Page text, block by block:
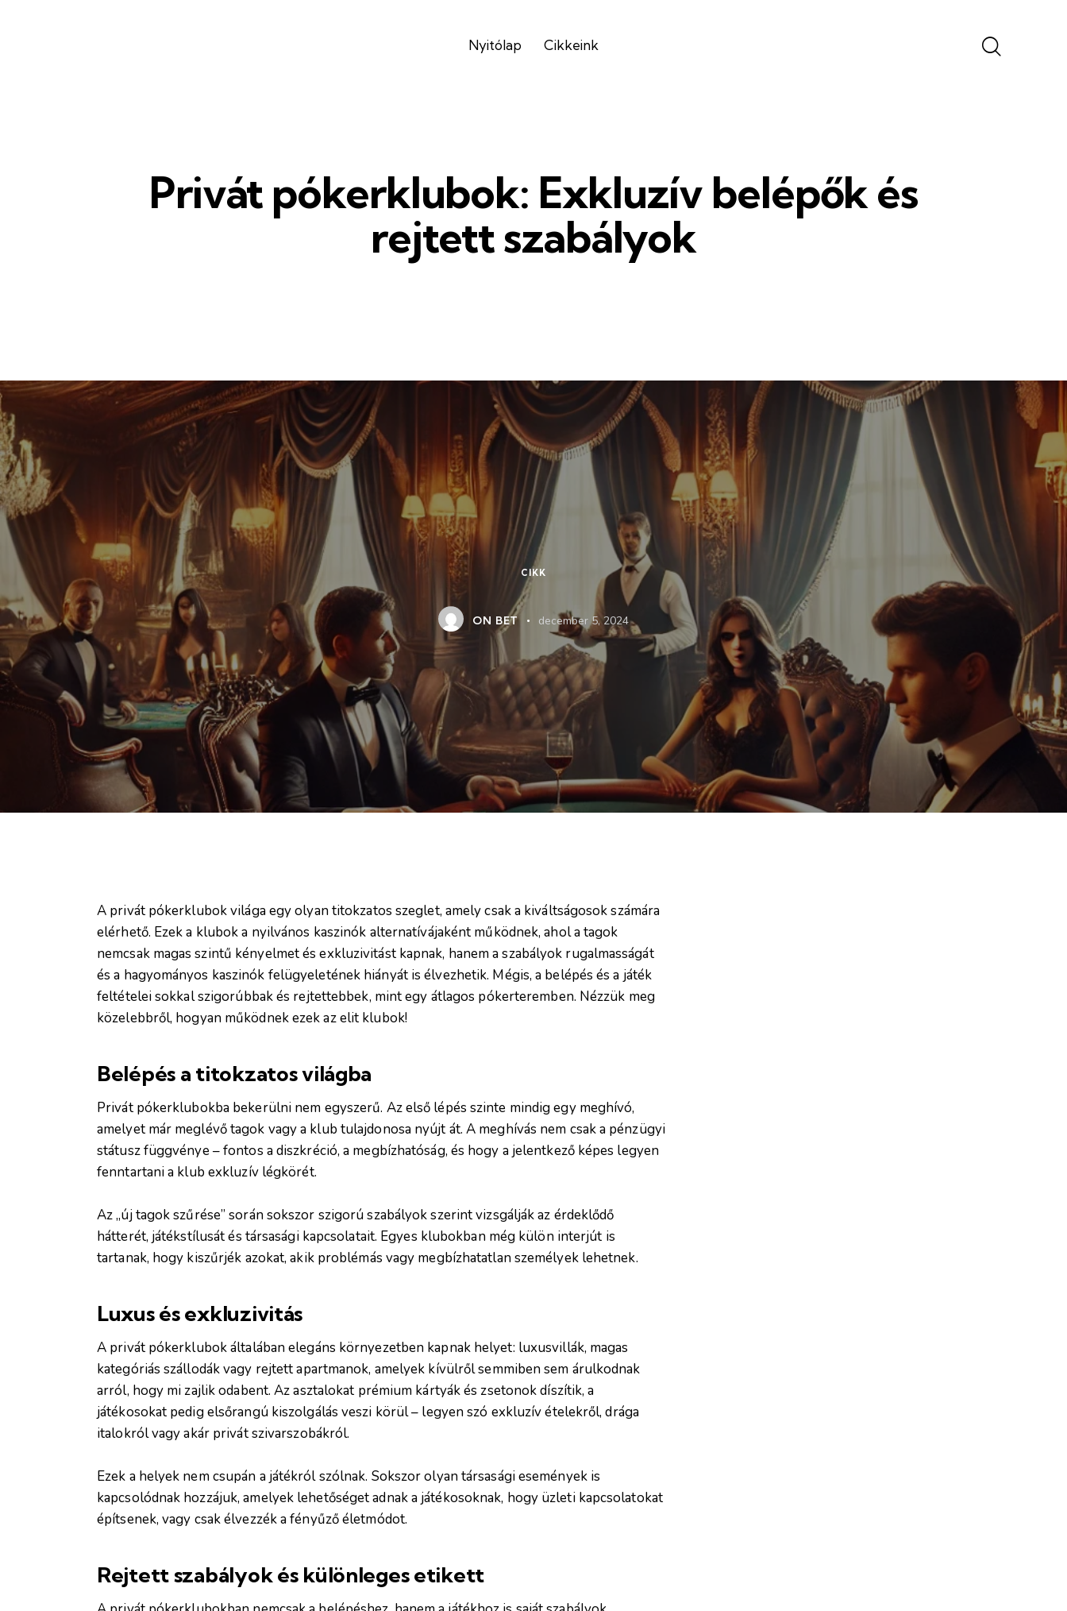
Nyitólap Cikkeink
Privát pókerklubok: Exkluzív belépők és
rejtett szabályok
CIKK
ON BET december 5, 2024
A privát pókerklubok világa egy olyan titokzatos szeglet, amely csak a kiváltságosok számára
elérhető. Ezek a klubok a nyilvános kaszinók alternatívájaként működnek, ahol a tagok
nemcsak magas szintű kényelmet és exkluzivitást kapnak, hanem a szabályok rugalmasságát
és a hagyományos kaszinók felügyeletének hiányát is élvezhetik. Mégis, a belépés és a játék
feltételei sokkal szigorúbbak és rejtettebbek, mint egy átlagos pókerteremben. Nézzük meg
közelebbről, hogyan működnek ezek az elit klubok!
Belépés a titokzatos világba
Privát pókerklubokba bekerülni nem egyszerű. Az első lépés szinte mindig egy meghívó,
amelyet már meglévő tagok vagy a klub tulajdonosa nyújt át. A meghívás nem csak a pénzügyi
státusz függvénye – fontos a diszkréció, a megbízhatóság, és hogy a jelentkező képes legyen
fenntartani a klub exkluzív légkörét.
Az „új tagok szűrése” során sokszor szigorú szabályok szerint vizsgálják az érdeklődő
hátterét, játékstílusát és társasági kapcsolatait. Egyes klubokban még külön interjút is
tartanak, hogy kiszűrjék azokat, akik problémás vagy megbízhatatlan személyek lehetnek.
Luxus és exkluzivitás
A privát pókerklubok általában elegáns környezetben kapnak helyet: luxusvillák, magas
kategóriás szállodák vagy rejtett apartmanok, amelyek kívülről semmiben sem árulkodnak
arról, hogy mi zajlik odabent. Az asztalokat prémium kártyák és zsetonok díszítik, a
játékosokat pedig elsőrangú kiszolgálás veszi körül – legyen szó exkluzív ételekről, drága
italokról vagy akár privát szivarszobákról.
Ezek a helyek nem csupán a játékról szólnak. Sokszor olyan társasági események is
kapcsolódnak hozzájuk, amelyek lehetőséget adnak a játékosoknak, hogy üzleti kapcsolatokat
építsenek, vagy csak élvezzék a fényűző életmódot.
Rejtett szabályok és különleges etikett